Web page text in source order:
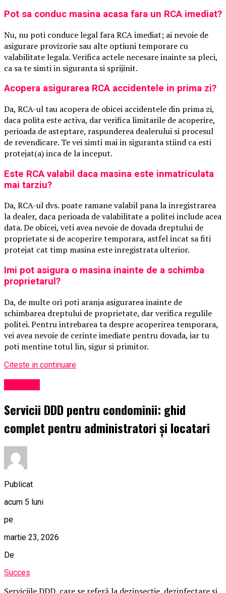
Pot sa conduc masina acasa fara un RCA imediat?
Nu, nu poti conduce legal fara RCA imediat; ai nevoie de
asigurare provizorie sau alte optiuni temporare cu
valabilitate legala. Verifica actele necesare inainte sa pleci,
ca sa te simti in siguranta si sprijinit.
Acopera asigurarea RCA accidentele in prima zi?
Da, RCA-ul tau acopera de obicei accidentele din prima zi,
daca polita este activa, dar verifica limitarile de acoperire,
perioada de asteptare, raspunderea dealerului si procesul
de revendicare. Te vei simti mai in siguranta stiind ca esti
protejat(a) inca de la inceput.
Este RCA valabil daca masina este inmatriculata
mai tarziu?
Da, RCA-ul dvs. poate ramane valabil pana la inregistrarea
la dealer, daca perioada de valabilitate a politei include acea
data. De obicei, veti avea nevoie de dovada dreptului de
proprietate si de acoperire temporara, astfel incat sa fiti
protejat cat timp masina este inregistrata ulterior.
Imi pot asigura o masina inainte de a schimba
proprietarul?
Da, de multe ori poti aranja asigurarea inainte de
schimbarea dreptului de proprietate, dar verifica regulile
politei. Pentru intrebarea ta despre acoperirea temporara,
vei avea nevoie de cerinte imediate pentru dovada, iar tu
poti mentine totul lin, sigur si primitor.
Citeste in continuare
Servicii DDD pentru condominii: ghid
complet pentru administratori și locatari
Publicat
acum 5 luni
pe
martie 23, 2026
De
Succes